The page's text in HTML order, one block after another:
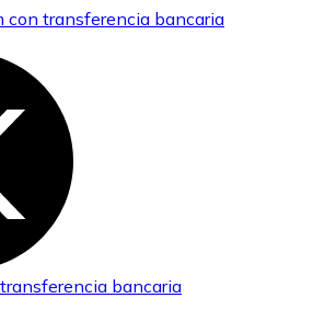
con transferencia bancaria
bancaria